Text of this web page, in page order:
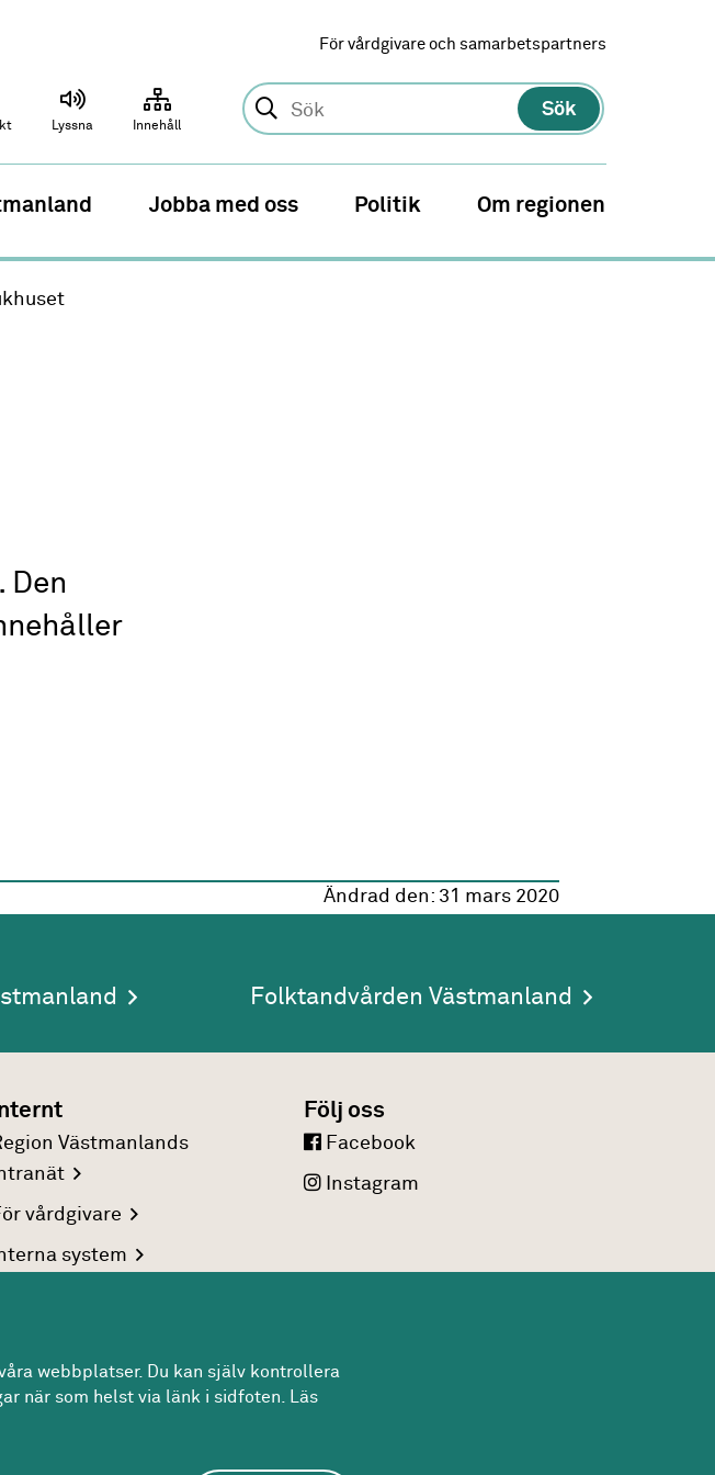
För vårdgivare och samarbetspartners
Sök
Lyssna Innehåll
Jobba med oss Politik Om regionen
Den
Ändrad den: 31 mars 2020
Folktandvården Västmanland
Västmanlands
vårdgivare
system
Följ oss
Facebook
Instagram
webbplatser. Du kan själv kontrollera
när som helst via länk i sidfoten. Läs